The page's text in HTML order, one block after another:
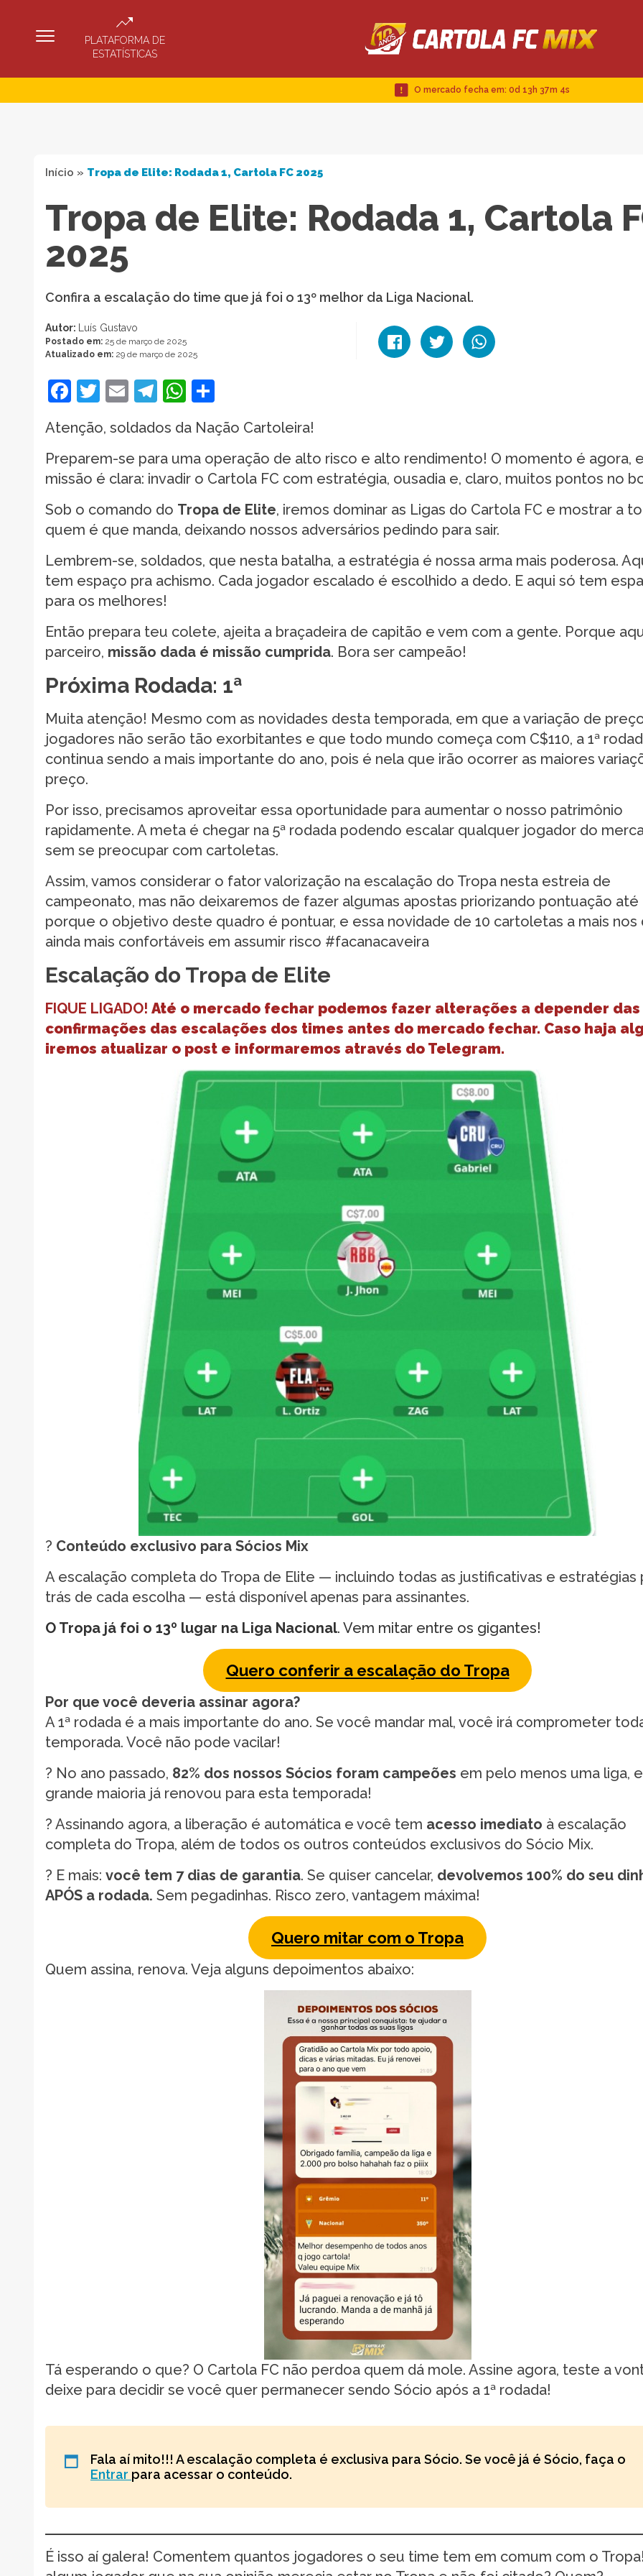
PLATAFORMA DE
ESTATÍSTICAS
O mercado fecha em: 0d 13h 37m 3s
Início » Tropa de Elite: Rodada 1, Cartola FC 2025
Tropa de Elite: Rodada 1, Cartola
2025
Confira a escalação do time que já foi o 13º melhor da Liga Nacional.
Autor: Luís Gustavo
Postado em: 25 de março de 2025
Atualizado em: 29 de março de 2025
Facebook
Twitter
EmailTelegram
WhatsApp
Atenção, soldados da Nação Cartoleira!
Preparem-se para uma operação de alto risco e alto rendimento! O momento é agora,
missão é clara: invadir o Cartola FC com estratégia, ousadia e, claro, muitos pontos no
Sob o comando do Tropa de Elite, iremos dominar as Ligas do Cartola FC e mostrar a
quem é que manda, deixando nossos adversários pedindo para sair.
Lembrem-se, soldados, que nesta batalha, a estratégia é nossa arma mais poderosa.
tem espaço pra achismo. Cada jogador escalado é escolhido a dedo. E aqui só tem
para os melhores!
Então prepara teu colete, ajeita a braçadeira de capitão e vem com a gente. Porque
parceiro, missão dada é missão cumprida. Bora ser campeão!
Próxima Rodada: 1ª
Muita atenção! Mesmo com as novidades desta temporada, em que a variação de
jogadores não serão tão exorbitantes e que todo mundo começa com C$110, a 1ª
continua sendo a mais importante do ano, pois é nela que irão ocorrer as maiores
preço.
Por isso, precisamos aproveitar essa oportunidade para aumentar o nosso patrimônio
rapidamente. A meta é chegar na 5ª rodada podendo escalar qualquer jogador do
sem se preocupar com cartoletas.
Assim, vamos considerar o fator valorização na escalação do Tropa nesta estreia de
campeonato, mas não deixaremos de fazer algumas apostas priorizando pontuação até
porque o objetivo deste quadro é pontuar, e essa novidade de 10 cartoletas a mais nos
ainda mais confortáveis em assumir risco #facanacaveira
Escalação do Tropa de Elite
FIQUE LIGADO! Até o mercado fechar podemos fazer alterações a depender das
confirmações das escalações dos times antes do mercado fechar. Caso haja
iremos atualizar o post e informaremos através do Telegram.
? Conteúdo exclusivo para Sócios Mix
A escalação completa do Tropa de Elite — incluindo todas as justificativas e estratégias
trás de cada escolha — está disponível apenas para assinantes.
O Tropa já foi o 13º lugar na Liga Nacional. Vem mitar entre os gigantes!
Quero conferir a escalação do Tropa
Por que você deveria assinar agora?
A 1ª rodada é a mais importante do ano. Se você mandar mal, você irá comprometer
temporada. Você não pode vacilar!
? No ano passado, 82% dos nossos Sócios foram campeões em pelo menos uma liga,
grande maioria já renovou para esta temporada!
? Assinando agora, a liberação é automática e você tem acesso imediato à escalação
completa do Tropa, além de todos os outros conteúdos exclusivos do Sócio Mix.
?️ E mais: você tem 7 dias de garantia. Se quiser cancelar, devolvemos 100% do seu
APÓS a rodada. Sem pegadinhas. Risco zero, vantagem máxima!
Quero mitar com o Tropa
Quem assina, renova. Veja alguns depoimentos abaixo:
Tá esperando o que? O Cartola FC não perdoa quem dá mole. Assine agora, teste a
deixe para decidir se você quer permanecer sendo Sócio após a 1ª rodada!
Fala aí mito!!! A escalação completa é exclusiva para Sócio. Se você já é Sócio, faça o
Entrar para acessar o conteúdo.
É isso aí galera! Comentem quantos jogadores o seu time tem em comum com o